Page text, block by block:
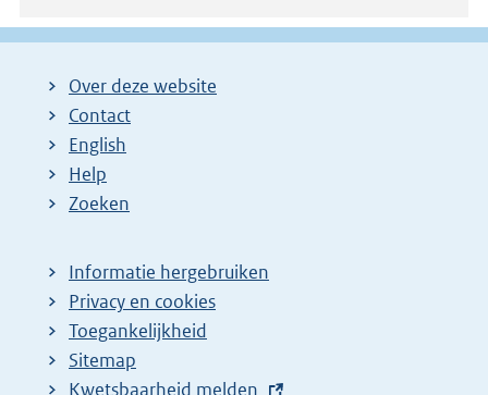
Over deze website
Contact
English
Help
Zoeken
Informatie hergebruiken
Privacy en cookies
Toegankelijkheid
Sitemap
E
Kwetsbaarheid melden